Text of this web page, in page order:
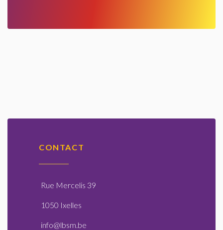
CONTACT
Rue Mercelis 39
1050 Ixelles
info@lbsm.be